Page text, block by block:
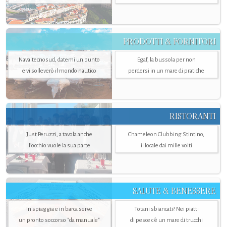
PRODOTTI & FORNITORI
Navaltecnosud, datemi un punto
e vi solleverò il mondo nautico
Egaf, la bussola per non
perdersi in un mare di pratiche
RISTORANTI
Just Peruzzi, a tavola anche
l’occhio vuole la sua parte
Chameleon Clubbing Stintino,
il locale dai mille volti
SALUTE & BENESSERE
In spiaggia e in barca serve
un pronto soccorso "da manuale"
Totani sbiancati? Nei piatti
di pesce c'è un mare di trucchi